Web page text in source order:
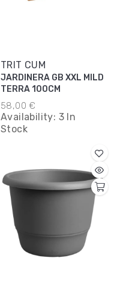
TRIT CUM
JARDINERA GB XXL MILD
TERRA 100CM
58,00 €
Availability: 3 In
Stock